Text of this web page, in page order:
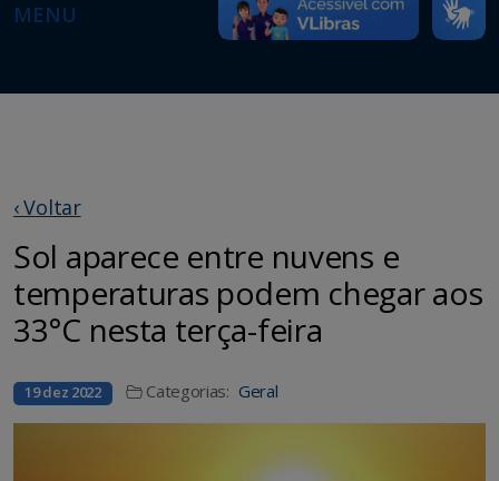
MENU
‹ Voltar
Sol aparece entre nuvens e
temperaturas podem chegar aos
33°C nesta terça-feira
19 dez 2022 Categorias: Geral